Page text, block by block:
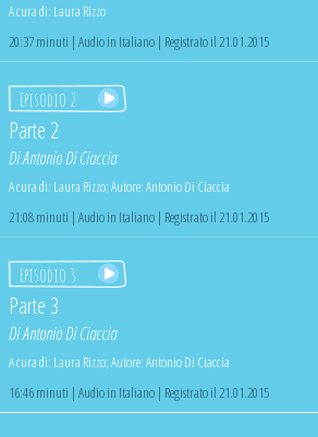
A cura di: Laura Rizzo
20:37 minuti | Audio in Italiano | Registrato il 21.01.2015
Episodio 2
Parte 2
DiAntonio Di Ciaccia
A cura di: Laura Rizzo;Autore:Antonio Di Ciaccia
21:08 minuti | Audio in Italiano | Registrato il 21.01.2015
Episodio 3
Parte 3
DiAntonio Di Ciaccia
A cura di: Laura Rizzo;Autore:Antonio Di Ciaccia
16:46 minuti | Audio in Italiano | Registrato il 21.01.2015